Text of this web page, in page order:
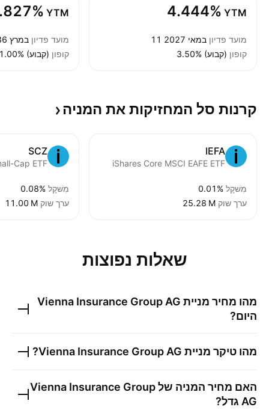
4.444% YTM
מועד פדיון 11 במאי 2027
קופון 3.50% (קבוע)
YTM
מועד פדיון 26 במרץ 2036
קופון 1.00% (קבוע)
קרנות סל המחזיקות את המניה
IEFA
iShares Core MSCI EAFE ETF
מִשׁקָל 0.01%
ערך שוק ‪25.28 M‬
SCZ
מִשׁקָל 0.08%
ערך שוק ‪11.00 M‬
שאלות נפוצות
מהו מחיר מניית Vienna Insurance Group AG
היום?
מהו טיקר מניית Vienna Insurance Group AG
?
האם מחיר המניה שלVienna Insurance Group
AG גדל?